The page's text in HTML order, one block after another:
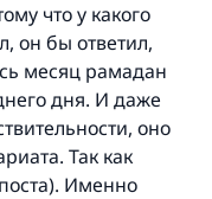
что у какого
он бы ответил,
месяц рамадан
дня. И даже
оно
Так как
Именно
ему и
такая
его»